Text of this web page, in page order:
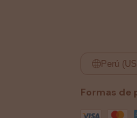
Perú
Formas de